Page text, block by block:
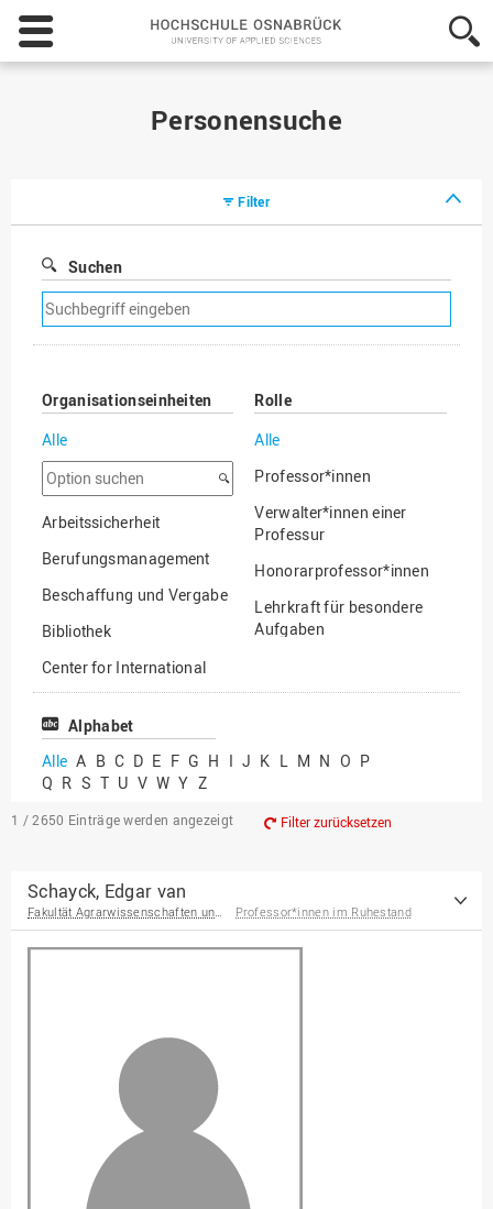
Hochschule
Osnabrück
-
Personensuche
Filter
Suchen
Suchfilter
entfernen
Organisationseinheiten
Alle
Option
suchen
Arbeitssicherheit
Berufungsmanagement
Beschaffung und Vergabe
Bibliothek
Center for International
Mobility
Center for International
Chancengerechtigkeit
eLearning Competence
EU-Büro
Fakultät
Agrarwissenschaften und
und Informatik
Fakultät Management,
Kultur und Technik
Fakultät Wirtschafts- und
Sozialwissenschaften
Finanzen
Rolle
Alle
Professor*innen
Verwalter*innen einer
Professur
Honorarprofessor*innen
Lehrkraft für besondere
Aufgaben
Professor*innen im
Alphabet
Alle A B C D E F G H I J K L M N O P
Q R S T U V W Y Z
1 / 2650 Einträge werden angezeigt Filter zurücksetzen
Schayck, Edgar van
Professor*innen im Ruhestand